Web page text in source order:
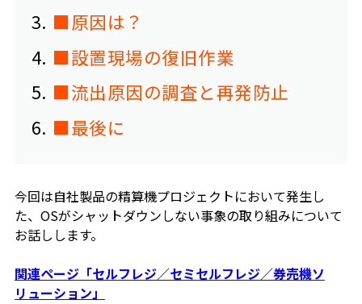
3 ■原因は？
4 ■設置現場の復旧作業
5 ■流出原因の調査と再発防止
6 ■最後に
今回は自社製品の精算機プロジェクトにおいて発生し
た、OSがシャットダウンしない事象の取り組みについて
お話しします。
関連ページ「セルフレジ／セミセルフレジ／券売機ソ
リューション」